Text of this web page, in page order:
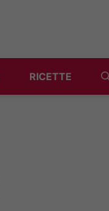
RICETTE